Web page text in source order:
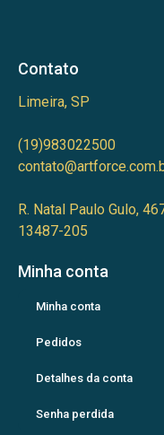
Contato
Limeira, SP
(19)983022500
R. Natal Paulo Gulo,
13487-205
Minha conta
Minha conta
Pedidos
Detalhes da conta
Senha perdida